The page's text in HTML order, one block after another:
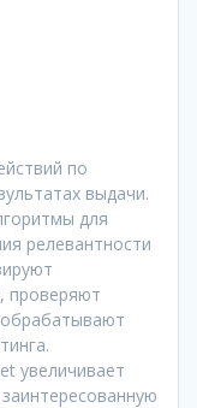
по
выдачи.
для
релевантности
проверяют
увеличивает